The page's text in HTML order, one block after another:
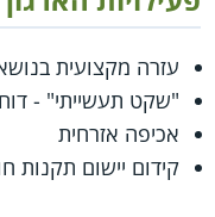
עזרה מקצועית
"שקט תעשייתי" -
אכיפה אזרחית
קידום יישום תקנות